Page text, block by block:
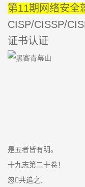
第11期网络安全
CISP/CISSP/
证书认证
是五者皆有明。
十九志第二十卷！
忽共追之,